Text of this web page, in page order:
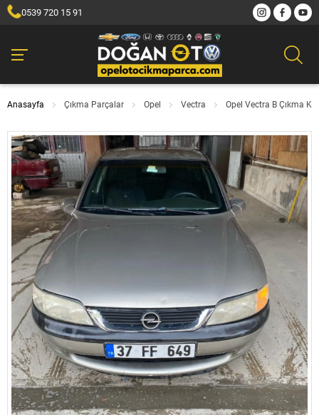
0539 720 15 91
Anasayfa Çıkma Parçalar Opel Vectra Opel Vectra B Çıkma